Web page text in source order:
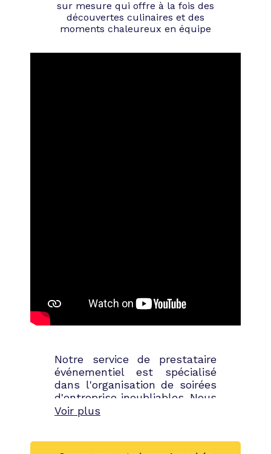
sur mesure qui offre à la fois des
découvertes culinaires et des
moments chaleureux en équipe
Notre service de prestataire
événementiel est spécialisé
dans l'organisation de soirées
d'entreprise inoubliables. Nous
prenons en charge tous les
Voir plus